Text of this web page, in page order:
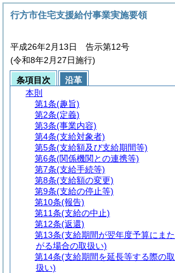
行方市住宅支援給付事業実施要領
平成26年2月13日 告示第12号
(令和8年2月27日施行)
条項目次
沿革
本則
第1条(趣旨)
第2条(定義)
第3条(事業内容)
第4条(支給対象者)
第5条(支給額及び支給期間等)
第6条(関係機関との連携等)
第7条(支給手続等)
第8条(支給額の変更)
第9条(支給の停止等)
第10条(報告)
第11条(支給の中止)
第12条(返還)
第13条(支給期間が翌年度予算にまた
がる場合の取扱い)
第14条(支給期間を延長等する際の取
扱い)